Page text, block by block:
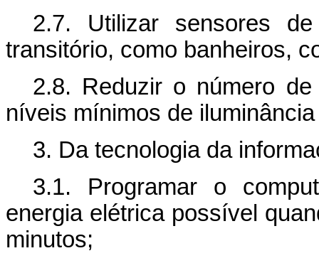
2.7. Utilizar sensores
transitório, como banheiros,
2.8. Reduzir o número
níveis mínimos de
3. Da tecnologia da
3.1. Programar o
energia elétrica possível
minutos;